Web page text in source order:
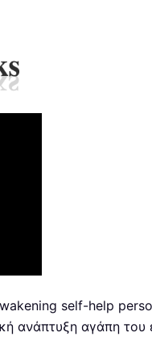
self-help
ανάπτυξη αγάπη του